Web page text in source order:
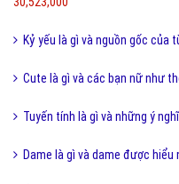
Kỷ yếu là gì và nguồn gốc của
Cute là gì và các bạn nữ như
Tuyến tính là gì và những ý
Dame là gì và dame được